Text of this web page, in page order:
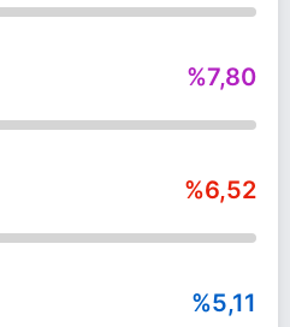
%7,80
%6,52
%5,11